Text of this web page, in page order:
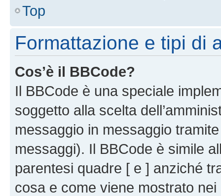
Top
Formattazione e tipi di
Cos’è il BBCode?
Il BBCode è una speciale
soggetto alla scelta
messaggio in messaggio
messaggi). Il BBCode è simile
parentesi quadre [ e ] anziché
cosa e come viene mostrato